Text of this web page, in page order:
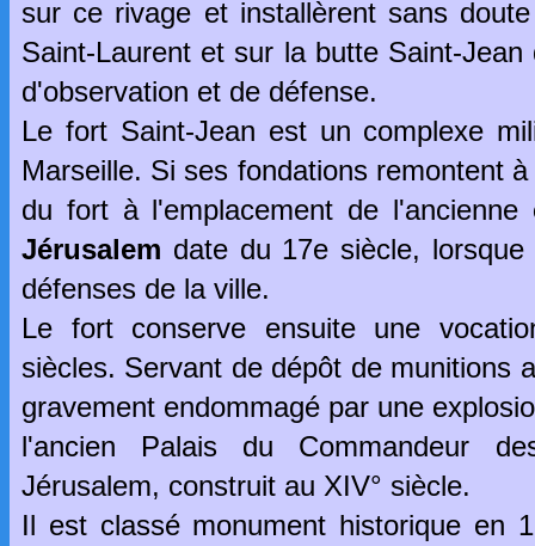
sur ce rivage et installèrent sans
Saint-Laurent et sur la butte Saint-
d'observation et de défense.
Le fort Saint-Jean est un complexe
Marseille. Si ses fondations remontent
du fort à l'emplacement de l'ancienne
Jérusalem date du 17e siècle,
défenses de la ville.
Le fort conserve ensuite une
siècles. Servant de dépôt de munitions
gravement endommagé par une
l'ancien Palais du Commandeur
Jérusalem, construit au XIV° siècle.
Il est classé monument historique en